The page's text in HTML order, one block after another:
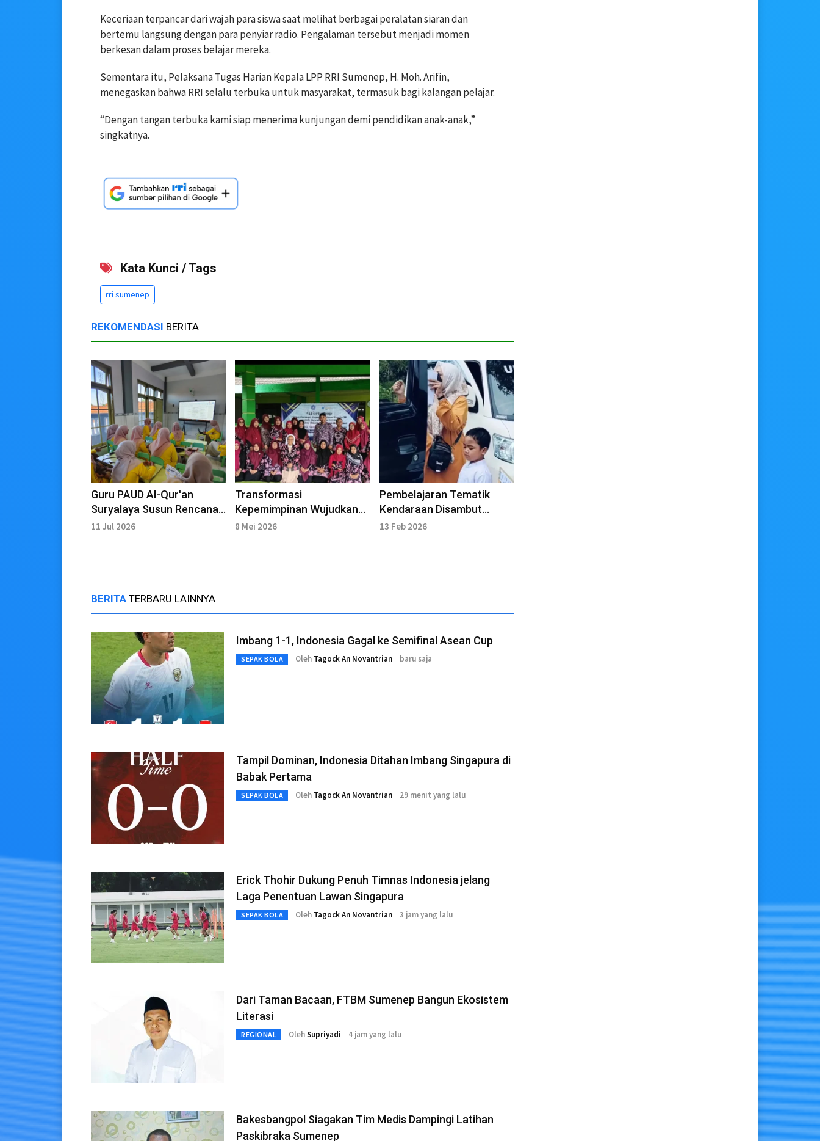
Keceriaan terpancar dari wajah para siswa saat melihat berbagai peralatan siaran dan
bertemu langsung dengan para penyiar radio. Pengalaman tersebut menjadi momen
berkesan dalam proses belajar mereka.
Sementara itu, Pelaksana Tugas Harian Kepala LPP RRI Sumenep, H. Moh. Arifin,
menegaskan bahwa RRI selalu terbuka untuk masyarakat, termasuk bagi kalangan pelajar.
“Dengan tangan terbuka kami siap menerima kunjungan demi pendidikan anak-anak,”
singkatnya.
Kata Kunci / Tags
rri sumenep
REKOMENDASI BERITA
Guru PAUD Al-Qur'an
Suryalaya Susun Rencana
Pembelajaran Berbasis
11 Jul 2026
Transformasi
Kepemimpinan Wujudkan
PAUD Berkualitas
8 Mei 2026
Pembelajaran Tematik
Kendaraan Disambut
Penuh Keceriaan
13 Feb 2026
BERITA TERBARU LAINNYA
Imbang 1-1, Indonesia Gagal ke Semifinal Asean Cup
SEPAK BOLA Oleh Tagock An Novantrian baru saja
Tampil Dominan, Indonesia Ditahan Imbang Singapura di
Babak Pertama
SEPAK BOLA Oleh Tagock An Novantrian 29 menit yang lalu
Erick Thohir Dukung Penuh Timnas Indonesia jelang
Laga Penentuan Lawan Singapura
SEPAK BOLA Oleh Tagock An Novantrian 3 jam yang lalu
Dari Taman Bacaan, FTBM Sumenep Bangun Ekosistem
Literasi
REGIONAL OlehSupriyadi 4 jam yang lalu
Bakesbangpol Siagakan Tim Medis Dampingi Latihan
Paskibraka Sumenep